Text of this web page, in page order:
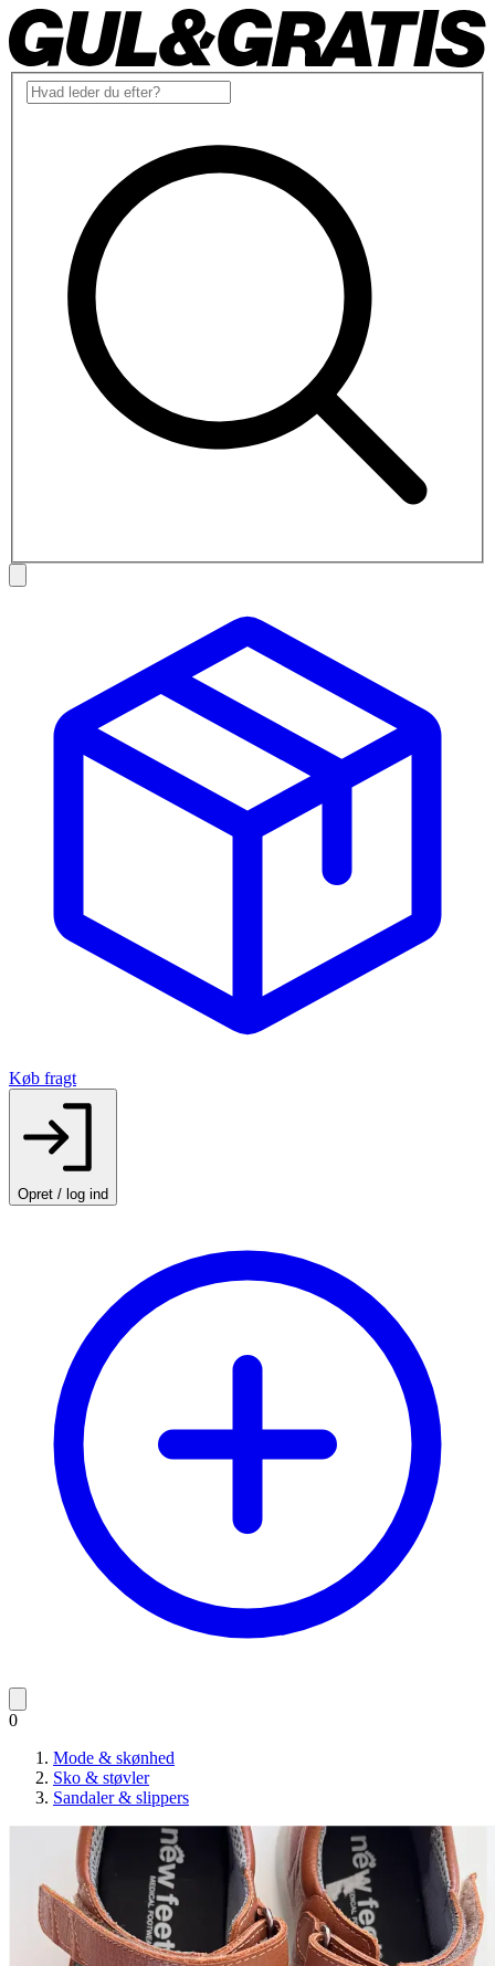
Køb fragt
Opret / log ind
0
Mode & skønhed
Sko & støvler
Sandaler & slippers